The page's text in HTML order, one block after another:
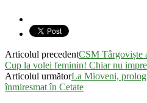
Articolul precedentCSM Târgoviște
Cup la volei feminin! Chiar nu
Articolul următorLa Mioveni,
înmiresmat în Cetate